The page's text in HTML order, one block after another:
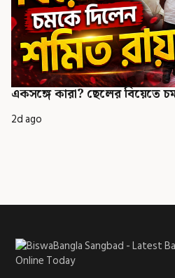
একসঙ্গে কারা? ছেলের বিয়েতে
2d ago